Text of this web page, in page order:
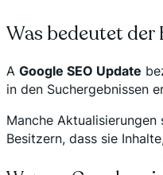
Was bedeutet der
A Google SEO Update
in den Suchergebnissen
Manche
Besitzern, dass sie